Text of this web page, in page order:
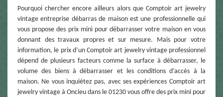
Pourquoi chercher encore ailleurs alors que Comptoir art jewelry
vintage entreprise débarras de maison est une professionnelle qui
vous propose des prix mini pour débarrasser votre maison en vous
donnant des travaux propres et sur mesure. Mais pour votre
information, le prix d’un Comptoir art jewelry vintage professionnel
dépend de plusieurs facteurs comme la surface à débarrasser, le
volume des biens à débarrasser et les conditions d’accès à la
maison. Ne vous inquiétez pas, avec ses expériences Comptoir art
jewelry vintage à Oncieu dans le 01230 vous offre des prix mini pour